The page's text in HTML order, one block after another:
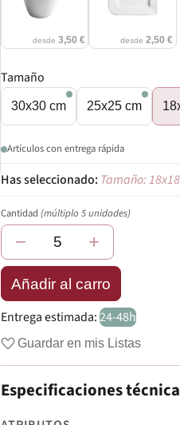
desde3,50 € desde2,50 €
Tamaño
30x30 cm 25x25 cm
Artículos con entrega rápida
Tamaño:
Cantidad(múltiplo 5 unidades)
− +
Añadir al carro
Entrega estimada:24-48h
Guardar en mis Listas
Especificaciones